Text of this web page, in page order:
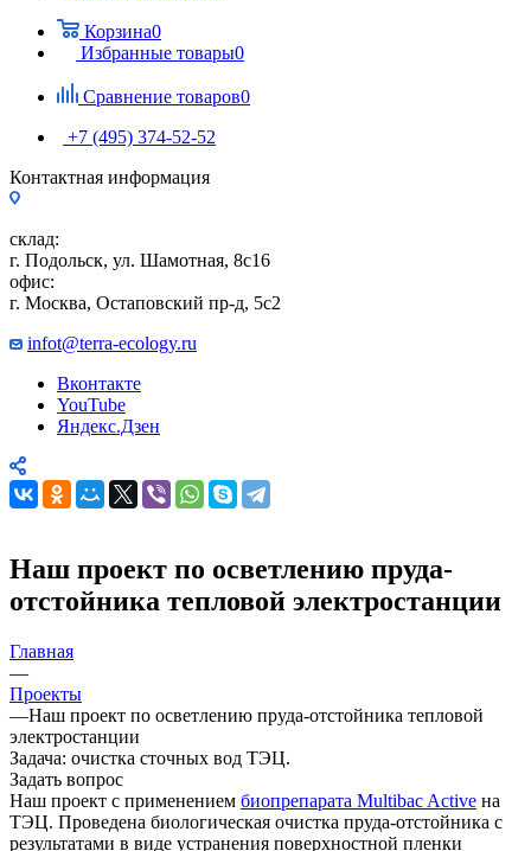
Корзина0
Избранные товары0
Сравнение товаров0
+7 (495) 374-52-52
Контактная информация
склад:
г. Подольск, ул. Шамотная, 8с16
офис:
г. Москва, Остаповский пр-д, 5с2
infot@terra-ecology.ru
Вконтакте
YouTube
Яндекс.Дзен
Наш проект по осветлению пруда-
отстойника тепловой электростанции
Главная
—
Проекты
—Наш проект по осветлению пруда-отстойника тепловой
электростанции
Задача: очистка сточных вод ТЭЦ.
Задать вопрос
Наш проект с применением биопрепарата Multibac Active на
ТЭЦ. Проведена биологическая очистка пруда-отстойника с
результатами в виде устранения поверхностной пленки